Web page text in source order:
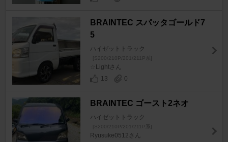
BRAINTEC スパッタゴールド7
5
ハイゼットトラック
[S200/210P/201/211P系]
☆Lightさん
13
0
BRAINTEC ゴースト2ネオ
ハイゼットトラック
[S200/210P/201/211P系]
Ryusuke0512さん